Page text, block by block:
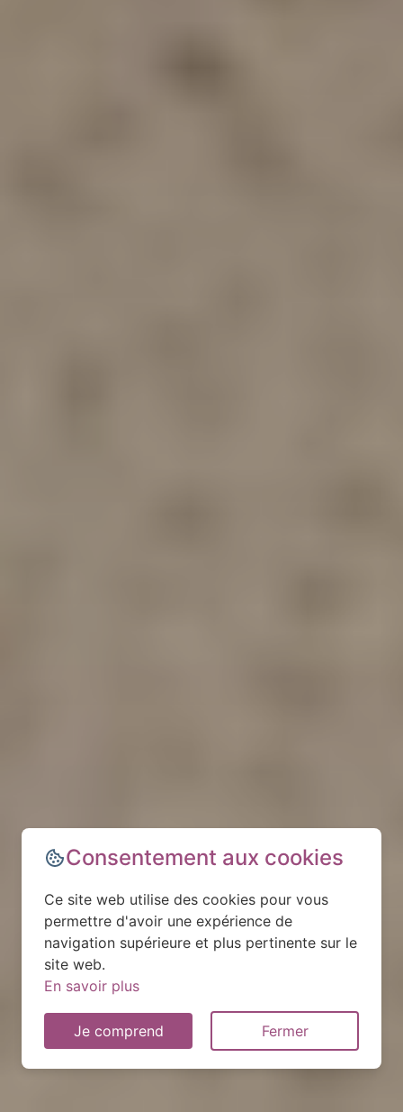
Consentement aux cookies
Ce site web utilise des cookies pour vous
permettre d'avoir une expérience de
navigation supérieure et plus pertinente sur le
site web.
En savoir plus
Je comprend Fermer